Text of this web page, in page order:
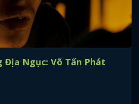
Địa Ngục: Võ Tấn Phát